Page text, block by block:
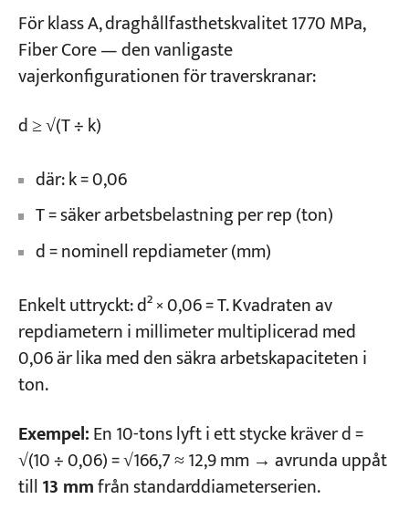
För klass A, draghållfasthetskvalitet 1770 MPa,
Fiber Core — den vanligaste
vajerkonfigurationen för traverskranar:
d ≥ √(T ÷ k)
där: k = 0,06
T = säker arbetsbelastning per rep (ton)
d = nominell repdiameter (mm)
Enkelt uttryckt: d² × 0,06 = T. Kvadraten av
repdiametern i millimeter multiplicerad med
0,06 är lika med den säkra arbetskapaciteten i
ton.
Exempel:En 10-tons lyft i ett stycke kräver d =
√(10 ÷ 0,06) = √166,7 ≈ 12,9 mm → avrunda uppåt
till13 mmfrån standarddiameterserien.